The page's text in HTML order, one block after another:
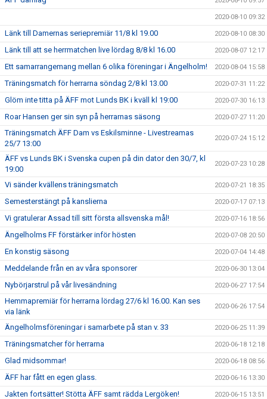
2020-08-10 09:32
Länk till Damernas seriepremiär 11/8 kl 19.00 2020-08-10 08:30
Länk till att se herrmatchen live lördag 8/8 kl 16.00 2020-08-07 12:17
Ett samarrangemang mellan 6 olika föreningar i Ängelholm! 2020-08-04 15:58
Träningsmatch för herrarna söndag 2/8 kl 13.00 2020-07-31 11:22
Glöm inte titta på ÄFF mot Lunds BK i kväll kl 19:00 2020-07-30 16:13
Roar Hansen ger sin syn på herrarnas säsong 2020-07-27 11:20
Träningsmatch ÄFF Dam vs Eskilsminne - Livestreamas
25/7 13:00
2020-07-24 15:12
ÄFF vs Lunds BK i Svenska cupen på din dator den 30/7, kl
19:00
2020-07-23 10:28
Vi sänder kvällens träningsmatch 2020-07-21 18:35
Semesterstängt på kanslierna 2020-07-17 07:13
Vi gratulerar Assad till sitt första allsvenska mål! 2020-07-16 18:56
Ängelholms FF förstärker inför hösten 2020-07-08 20:50
En konstig säsong 2020-07-04 14:48
Meddelande från en av våra sponsorer 2020-06-30 13:04
Nybörjarstrul på vår livesändning 2020-06-27 17:54
Hemmapremiär för herrarna lördag 27/6 kl 16.00. Kan ses
via länk
2020-06-26 17:54
Ängelholmsföreningar i samarbete på stan v. 33 2020-06-25 11:39
Träningsmatcher för herrarna 2020-06-18 12:18
Glad midsommar! 2020-06-18 08:56
ÄFF har fått en egen glass. 2020-06-16 13:30
Jakten fortsätter! Stötta ÄFF samt rädda Lergöken! 2020-06-15 13:51